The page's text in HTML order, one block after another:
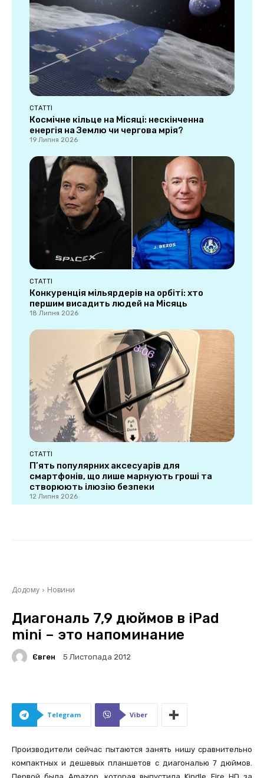
СТАТТІ
Космічне кільце на Місяці: нескінченна
енергія на Землю чи чергова мрія?
19 Липня 2026
СТАТТІ
Конкуренція мільярдерів на орбіті: хто
першим висадить людей на Місяць
18 Липня 2026
СТАТТІ
П’ять популярних аксесуарів для
смартфонів, що лише марнують гроші та
створюють ілюзію безпеки
12 Липня 2026